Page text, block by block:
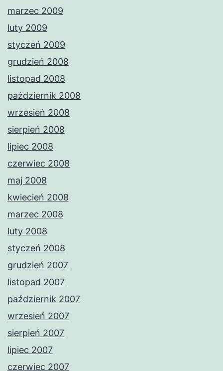
marzec 2009
luty 2009
styczeń 2009
grudzień 2008
listopad 2008
październik 2008
wrzesień 2008
sierpień 2008
lipiec 2008
czerwiec 2008
maj 2008
kwiecień 2008
marzec 2008
luty 2008
styczeń 2008
grudzień 2007
listopad 2007
październik 2007
wrzesień 2007
sierpień 2007
lipiec 2007
czerwiec 2007